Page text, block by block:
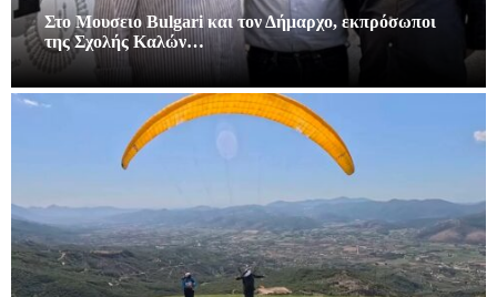
Στο Μουσειο Bulgari και τον Δήμαρχο, εκπρόσωποι
της Σχολής Καλών…